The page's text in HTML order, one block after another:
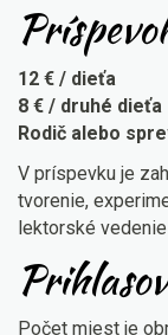
12 € / dieťa
8 € / druhé dieťa
Rodič alebo
V príspevku je
tvorenie,
lektorské
Počet miest je